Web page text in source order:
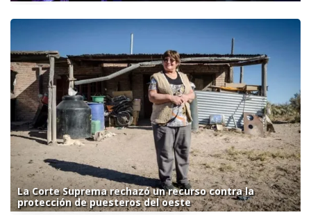
La Corte Suprema rechazó un recurso contra la
protección de puesteros del oeste